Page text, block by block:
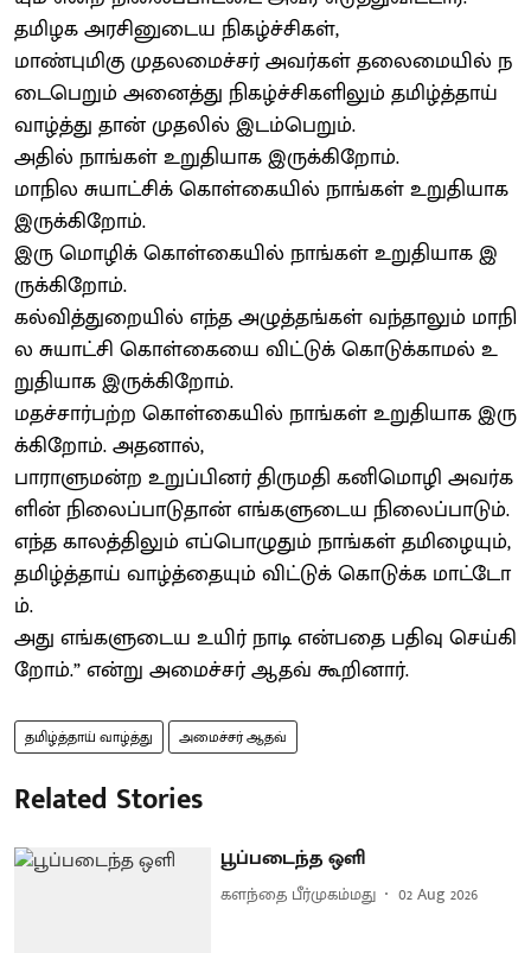
தமிழக அரசினுடைய நிகழ்ச்சிகள்,
மாண்புமிகு முதலமைச்சர் அவர்கள் தலைமையில் ந
டைபெறும் அனைத்து நிகழ்ச்சிகளிலும் தமிழ்த்தாய்
வாழ்த்து தான் முதலில் இடம்பெறும்.
அதில் நாங்கள் உறுதியாக இருக்கிறோம்.
மாநில சுயாட்சிக் கொள்கையில் நாங்கள் உறுதியாக
இருக்கிறோம்.
இரு மொழிக் கொள்கையில் நாங்கள் உறுதியாக இ
ருக்கிறோம்.
கல்வித்துறையில் எந்த அழுத்தங்கள் வந்தாலும் மாநி
ல சுயாட்சி கொள்கையை விட்டுக் கொடுக்காமல் உ
றுதியாக இருக்கிறோம்.
மதச்சார்பற்ற கொள்கையில் நாங்கள் உறுதியாக இரு
க்கிறோம். அதனால்,
பாராளுமன்ற உறுப்பினர் திருமதி கனிமொழி அவர்க
ளின் நிலைப்பாடுதான் எங்களுடைய நிலைப்பாடும்.
எந்த காலத்திலும் எப்பொழுதும் நாங்கள் தமிழையும்,
தமிழ்த்தாய் வாழ்த்தையும் விட்டுக் கொடுக்க மாட்டோ
ம்.
அது எங்களுடைய உயிர் நாடி என்பதை பதிவு செய்கி
றோம்.” என்று அமைச்சர் ஆதவ் கூறினார்.
தமிழ்த்தாய் வாழ்த்து அமைச்சர் ஆதவ்
Related Stories
பூப்படைந்த ஒளி
களந்தை பீர்முகம்மது 02 Aug 2026